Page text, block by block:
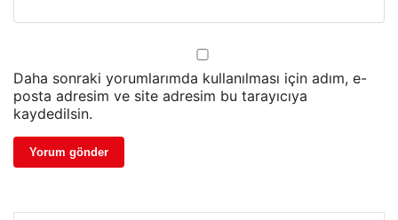
Daha sonraki yorumlarımda kullanılması için adım, e-
posta adresim ve site adresim bu tarayıcıya
kaydedilsin.